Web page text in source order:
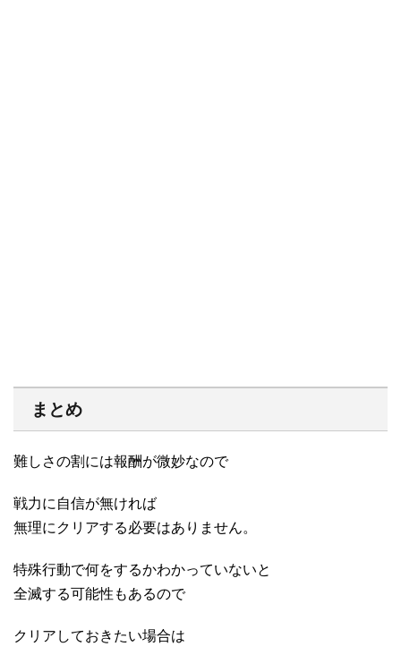
まとめ
難しさの割には報酬が微妙なので
戦力に自信が無ければ
無理にクリアする必要はありません。
特殊行動で何をするかわかっていないと
全滅する可能性もあるので
クリアしておきたい場合は